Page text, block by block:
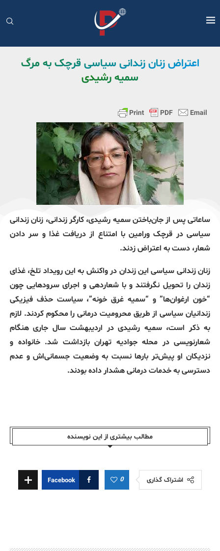
اعتراض زنان زندانی سیاسی قرچک به مرگ
سمیه رشیدی
ساعاتی پس از جان‌باختن سمیه رشیدی، کارگر زندانی، زنان زندانی
سیاسی در قرچک ورامین با امتناع از دریافت غذا و سر دادن
شعار، دست به اعتراض زدند.
زنان زندانی سیاسی این زندان در واکنش به این رویداد تلخ، غذای
زندان را تحویل نگرفتند و با شعاردهی و اجرای سرودهایی چون
“خون ارغوان‌ها” و “سمیه غرق خونه”، سیاست حذف فیزیکی
زندانیان سیاسی از طریق محرومیت درمانی را محکوم کردند. لازم
به ذکر است، سمیه رشیدی در اردیبهشت سال جاری هنگام
شعارنویسی در محله جوادیه تهران بازداشت شد. خانواده و
نزدیکان او پیش‌تر بارها نسبت به وضعیت جسمانی‌اش و عدم
دسترسی به خدمات درمانی هشدار داده بودند.
مطالب بیشتری از این نویسندە
اشتراک گذاری 0
Facebook